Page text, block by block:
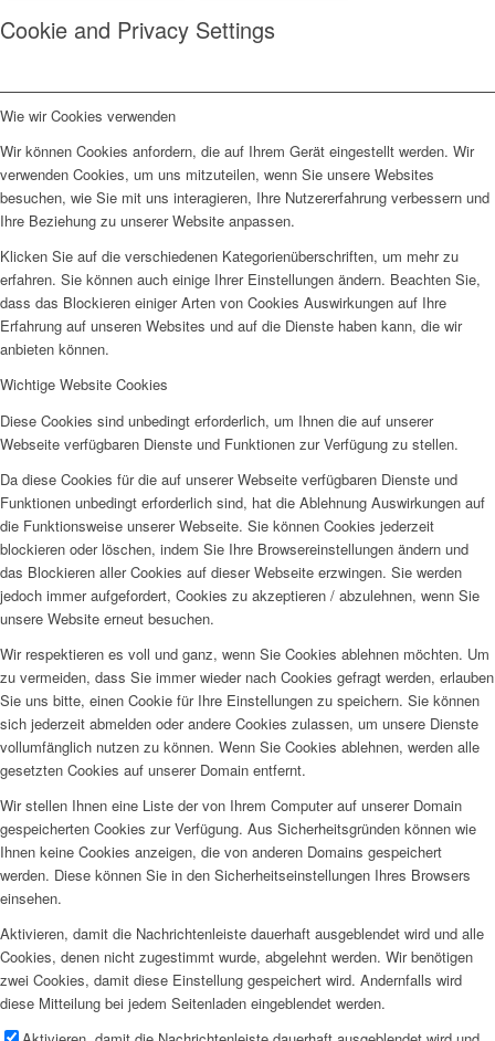
Cookie and Privacy Settings
Wie wir Cookies verwenden
Wir können Cookies anfordern, die auf Ihrem Gerät eingestellt werden. Wir
verwenden Cookies, um uns mitzuteilen, wenn Sie unsere Websites
besuchen, wie Sie mit uns interagieren, Ihre Nutzererfahrung verbessern und
Ihre Beziehung zu unserer Website anpassen.
Klicken Sie auf die verschiedenen Kategorienüberschriften, um mehr zu
erfahren. Sie können auch einige Ihrer Einstellungen ändern. Beachten Sie,
dass das Blockieren einiger Arten von Cookies Auswirkungen auf Ihre
Erfahrung auf unseren Websites und auf die Dienste haben kann, die wir
anbieten können.
Wichtige Website Cookies
Diese Cookies sind unbedingt erforderlich, um Ihnen die auf unserer
Webseite verfügbaren Dienste und Funktionen zur Verfügung zu stellen.
Da diese Cookies für die auf unserer Webseite verfügbaren Dienste und
Funktionen unbedingt erforderlich sind, hat die Ablehnung Auswirkungen auf
die Funktionsweise unserer Webseite. Sie können Cookies jederzeit
blockieren oder löschen, indem Sie Ihre Browsereinstellungen ändern und
das Blockieren aller Cookies auf dieser Webseite erzwingen. Sie werden
jedoch immer aufgefordert, Cookies zu akzeptieren / abzulehnen, wenn Sie
unsere Website erneut besuchen.
Wir respektieren es voll und ganz, wenn Sie Cookies ablehnen möchten. Um
zu vermeiden, dass Sie immer wieder nach Cookies gefragt werden, erlauben
Sie uns bitte, einen Cookie für Ihre Einstellungen zu speichern. Sie können
sich jederzeit abmelden oder andere Cookies zulassen, um unsere Dienste
vollumfänglich nutzen zu können. Wenn Sie Cookies ablehnen, werden alle
gesetzten Cookies auf unserer Domain entfernt.
Wir stellen Ihnen eine Liste der von Ihrem Computer auf unserer Domain
gespeicherten Cookies zur Verfügung. Aus Sicherheitsgründen können wie
Ihnen keine Cookies anzeigen, die von anderen Domains gespeichert
werden. Diese können Sie in den Sicherheitseinstellungen Ihres Browsers
einsehen.
Aktivieren, damit die Nachrichtenleiste dauerhaft ausgeblendet wird und alle
Cookies, denen nicht zugestimmt wurde, abgelehnt werden. Wir benötigen
zwei Cookies, damit diese Einstellung gespeichert wird. Andernfalls wird
diese Mitteilung bei jedem Seitenladen eingeblendet werden.